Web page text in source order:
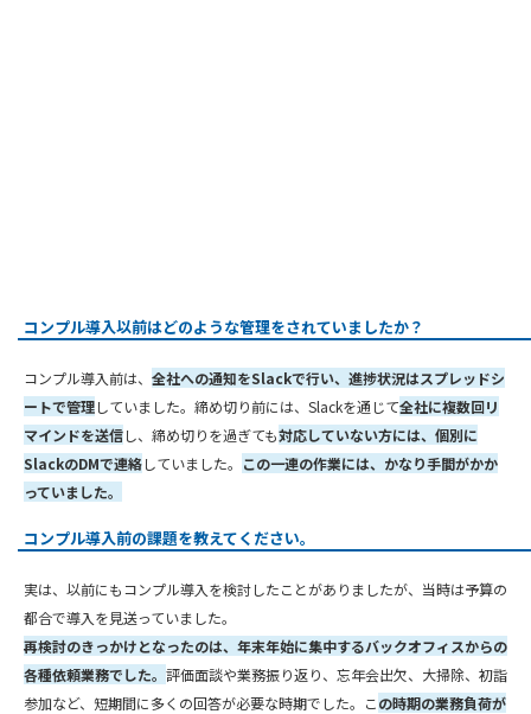
コンプル導入以前はどのような管理をされていましたか？
コンプル導入前は、 全社への通知をSlackで行い、進捗状況はスプレッドシ
ートで管理していました。締め切り前には、Slackを通じて全社に複数回リ
マインドを送信し、締め切りを過ぎても対応していない方には、個別に
SlackのDMで連絡していました。 この一連の作業には、かなり手間がかか
っていました。
コンプル導入前の課題を教えてください。
実は、以前にもコンプル導入を検討したことがありましたが、当時は予算の
都合で導入を見送っていました。
再検討のきっかけとなったのは、年末年始に集中するバックオフィスからの
各種依頼業務でした。 評価面談や業務振り返り、忘年会出欠、大掃除、初詣
参加など、短期間に多くの回答が必要な時期でした。この時期の業務負荷が